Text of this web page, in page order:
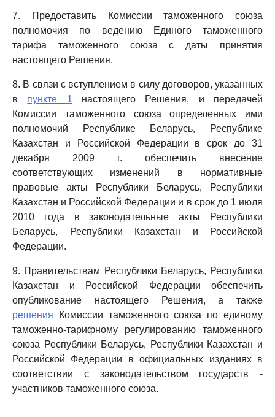
7. Предоставить Комиссии таможенного союза
полномочия по ведению Единого таможенного
тарифа таможенного союза с даты принятия
настоящего Решения.
8. В связи с вступлением в силу договоров, указанных
в пункте 1 настоящего Решения, и передачей
Комиссии таможенного союза определенных ими
полномочий Республике Беларусь, Республике
Казахстан и Российской Федерации в срок до 31
декабря 2009 г. обеспечить внесение
соответствующих изменений в нормативные
правовые акты Республики Беларусь, Республики
Казахстан и Российской Федерации и в срок до 1 июля
2010 года в законодательные акты Республики
Беларусь, Республики Казахстан и Российской
Федерации.
9. Правительствам Республики Беларусь, Республики
Казахстан и Российской Федерации обеспечить
опубликование настоящего Решения, а также
решения Комиссии таможенного союза по единому
таможенно-тарифному регулированию таможенного
союза Республики Беларусь, Республики Казахстан и
Российской Федерации в официальных изданиях в
соответствии с законодательством государств -
участников таможенного союза.